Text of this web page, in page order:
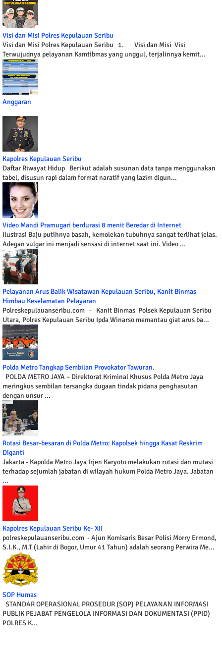
Visi dan Misi Polres Kepulauan Seribu
Visi dan Misi Polres Kepulauan Seribu 1. Visi dan Misi Visi
Terwujudnya pelayanan Kamtibmas yang unggul, terjalinnya kemit...
Anggaran
Kapolres Kepulauan Seribu
Daftar Riwayat Hidup Berikut adalah susunan data tanpa menggunakan
tabel, disusun rapi dalam format naratif yang lazim digun...
Video Mandi Pramugari berdurasi 8 menit Beredar di Internet
Ilustrasi Baju putihnya basah, kemolekan tubuhnya sangat terlihat jelas.
Adegan vulgar ini menjadi sensasi di internet saat ini. Video ...
Pelayanan Arus Balik Wisatawan Kepulauan Seribu, Kanit Binmas
Himbau Keselamatan Pelayaran
Polreskepulauanseribu.com - Kanit Binmas Polsek Kepulauan Seribu
Utara, Polres Kepulauan Seribu Ipda Winarso memantau giat arus ba...
Polda Metro Tangkap Sembilan Provokator Tawuran.
POLDA METRO JAYA – Direktorat Kriminal Khusus Polda Metro Jaya
meringkus sembilan tersangka dugaan tindak pidana penghasutan
dengan unsur ...
Rotasi Besar-besaran di Polda Metro: Kapolsek hingga Kasat Reskrim
Diganti
Jakarta - Kapolda Metro Jaya Irjen Karyoto melakukan rotasi dan mutasi
terhadap sejumlah jabatan di wilayah hukum Polda Metro Jaya. Jabatan
...
Kapolres Kepulauan Seribu Ke- XII
polreskepulauanseribu.com - Ajun Komisaris Besar Polisi Morry Ermond,
S.I.K., M.T (Lahir di Bogor, Umur 41 Tahun) adalah seorang Perwira Me...
SOP Humas
STANDAR OPERASIONAL PROSEDUR (SOP) PELAYANAN INFORMASI
PUBLIK PEJABAT PENGELOLA INFORMASI DAN DOKUMENTASI (PPID)
POLRES K...